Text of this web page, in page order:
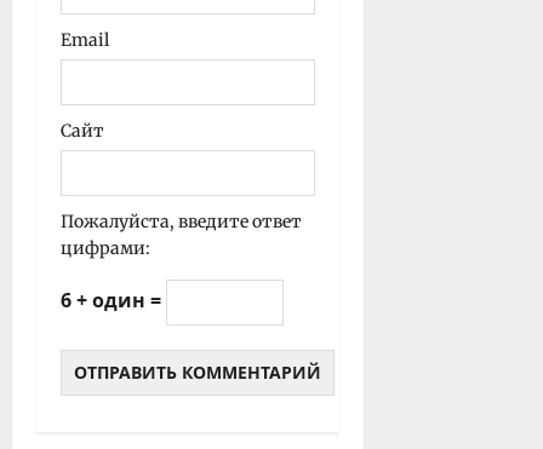
Email
Сайт
Пожалуйста, введите ответ
цифрами:
6 + один =